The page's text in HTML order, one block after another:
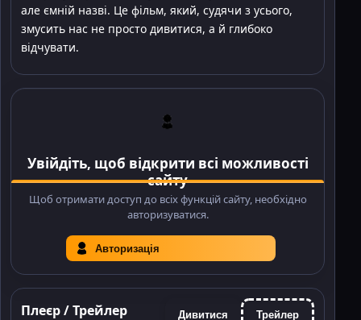
але ємній назві. Це фільм, який, судячи з усього,
змусить нас не просто дивитися, а й глибоко
відчувати.
Увійдіть, щоб відкрити всі можливості
сайту
Щоб отримати доступ до всіх функцій сайту, необхідно
авторизуватися.
Авторизація
Плеєр / Трейлер Дивитися Трейлер